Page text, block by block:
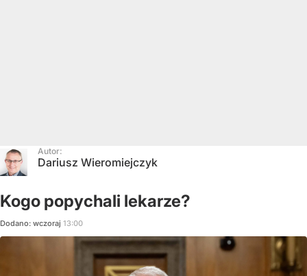
Autor:
Dariusz Wieromiejczyk
Kogo popychali lekarze?
Dodano: wczoraj 13:00